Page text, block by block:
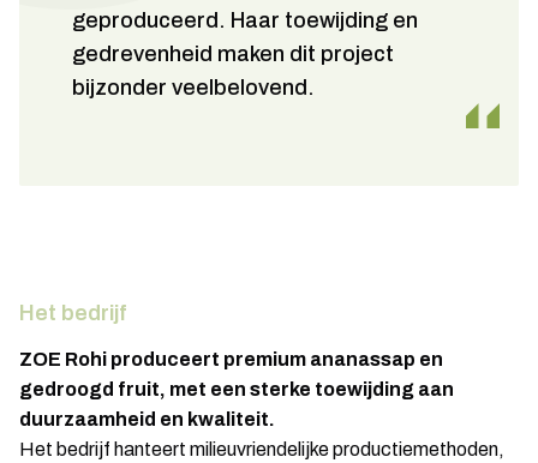
geproduceerd. Haar toewijding en
gedrevenheid maken dit project
bijzonder veelbelovend.
Het bedrijf
ZOE Rohi produceert premium ananassap en
gedroogd fruit, met een sterke toewijding aan
duurzaamheid en kwaliteit.
Het bedrijf hanteert milieuvriendelijke productiemethoden,